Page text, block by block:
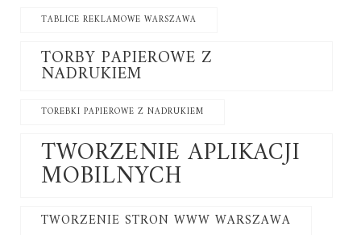
TABLICE REKLAMOWE WARSZAWA
TORBY PAPIEROWE Z
NADRUKIEM
TOREBKI PAPIEROWE Z NADRUKIEM
TWORZENIE APLIKACJI
MOBILNYCH
TWORZENIE STRON WWW WARSZAWA